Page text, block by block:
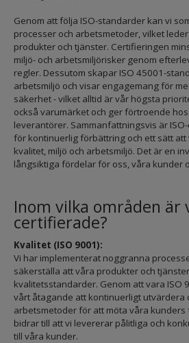
Genom att följa ISO-standarder kan vi
processer och arbetsmetoder, vilket
produkter och tjänster. Certifieringen
miljö- och arbetsmiljörisker genom
regler. Dessutom skapar ISO 45001-
arbetsmiljö och visar engagemang för
säkerhet - vilket alltid är vår högsta
också varumärket och ger förtroende
leverantörer. Sammanfattningsvis är
för kontinuerlig förbättring och ett sätt
kvalitet, miljö och arbetsmiljö. Det är en
långsiktiga fördelar för oss, våra kunder
Inom vilka områden är
certifierade?
Kvalitet (ISO 9001):
Vi har implementerat noggranna
säkerställa att våra produkter och
kvalitetsstandarder. Genom att vara ISO
vårt åtagande att kontinuerligt utvärdera
arbetsmetoder för att möta våra
bidrar till att vi levererar pålitliga och
till våra kunder.